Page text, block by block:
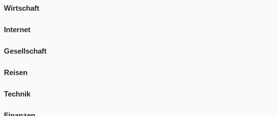
Wirtschaft
Internet
Gesellschaft
Reisen
Technik